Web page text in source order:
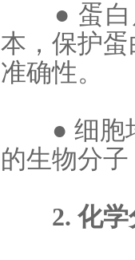
● 蛋
本，保护
准确性。
● 细胞
的生物分
2. 化学